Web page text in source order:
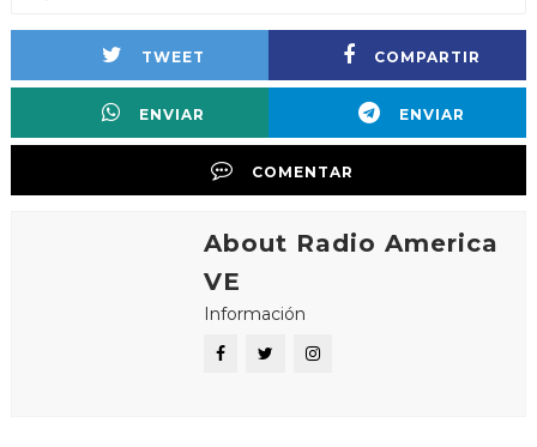
TWEET COMPARTIR
ENVIAR ENVIAR
COMENTAR
About Radio America
VE
Información